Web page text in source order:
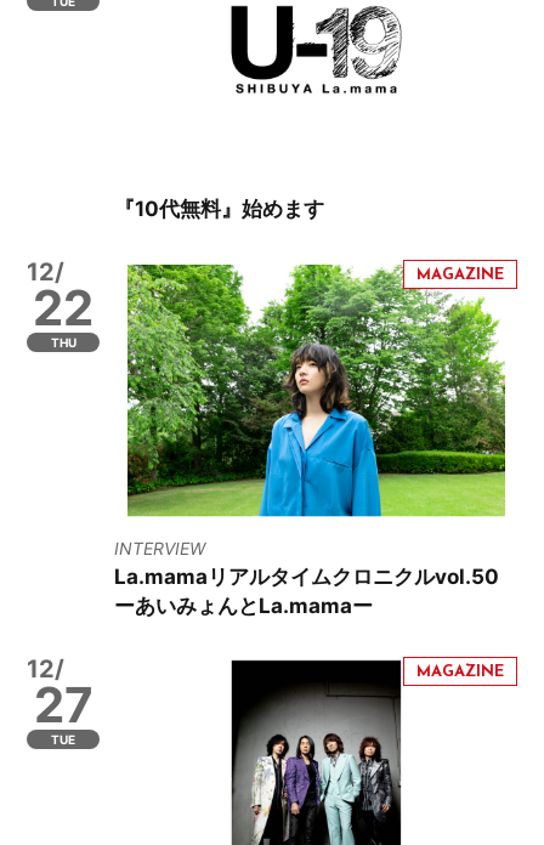
『10代無料』始めます
12/
22
THU
INTERVIEW
La.mamaリアルタイムクロニクルvol.50
ーあいみょんとLa.mamaー
12/
27
TUE